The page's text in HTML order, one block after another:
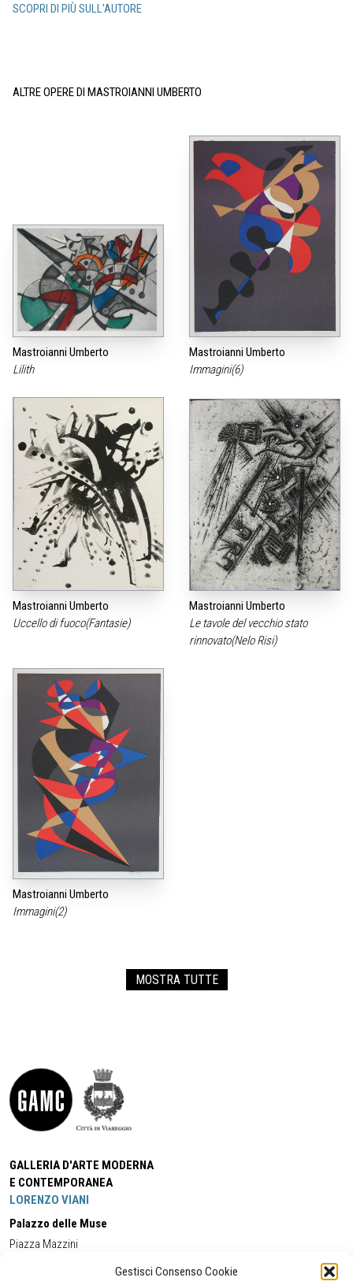
Gestisci Consenso Cookie
SCOPRI DI PIÙ SULL'AUTORE
ALTRE OPERE DI MASTROIANNI UMBERTO
Mastroianni Umberto
Lilith
Mastroianni Umberto
Immagini(6)
Mastroianni Umberto
Uccello di fuoco(Fantasie)
Mastroianni Umberto
Le tavole del vecchio stato
rinnovato(Nelo Risi)
Mastroianni Umberto
Immagini(2)
MOSTRA TUTTE
GALLERIA D'ARTE MODERNA
E CONTEMPORANEA
LORENZO VIANI
Palazzo delle Muse
Piazza Mazzini
Cell:+39 338 5714978 (orario apertura Galleria)